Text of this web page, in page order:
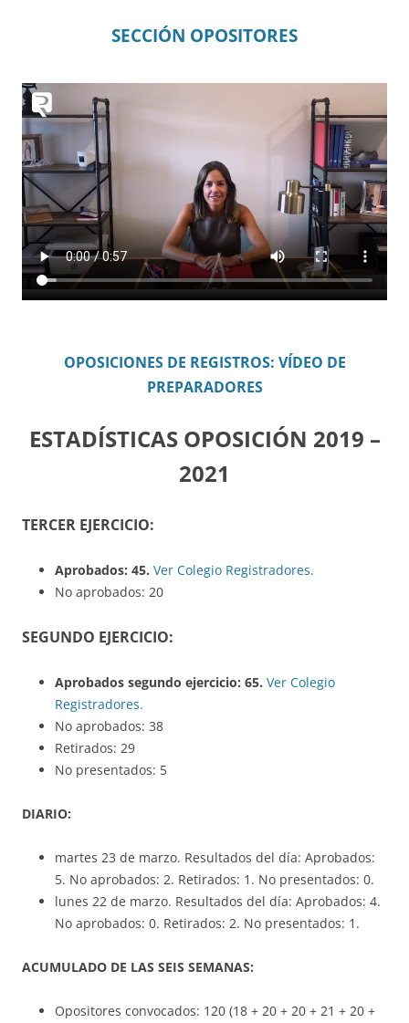
SECCIÓN OPOSITORES
OPOSICIONES DE REGISTROS: VÍDEO DE
PREPARADORES
ESTADÍSTICAS OPOSICIÓN 2019 –
2021
TERCER EJERCICIO:
Aprobados: 45. Ver Colegio Registradores.
No aprobados: 20
SEGUNDO EJERCICIO:
Aprobados segundo ejercicio: 65. Ver Colegio
Registradores.
No aprobados: 38
Retirados: 29
No presentados: 5
DIARIO:
martes 23 de marzo. Resultados del día: Aprobados:
5. No aprobados: 2. Retirados: 1. No presentados: 0.
lunes 22 de marzo. Resultados del día: Aprobados: 4.
No aprobados: 0. Retirados: 2. No presentados: 1.
ACUMULADO DE LAS SEIS SEMANAS:
Opositores convocados: 120 (18 + 20 + 20 + 21 + 20 +